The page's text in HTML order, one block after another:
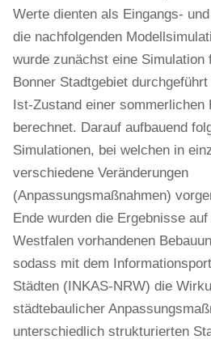
Werte dienten als Eingangs-
die nachfolgenden
wurde zunächst eine Simulation
Bonner Stadtgebiet
Ist-Zustand einer sommerlichen
berechnet. Darauf aufbauend
Simulationen, bei welchen in
verschiedene Veränderungen
(Anpassungsmaßnahmen)
Ende wurden die Ergebnisse
Westfalen vorhandenen
sodass mit dem
Städten (INKAS-NRW) die
städtebaulicher
unterschiedlich strukturierten